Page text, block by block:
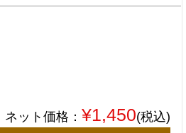
ネット価格： ¥1,450(税込)